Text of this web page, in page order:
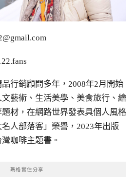
行銷顧問多年，2008年2月開始
藝術、生活美學、美食旅行、繪
材，在網路世界發表具個人風格
人部落客」榮譽，2023年出版
咖啡主題書。
瑪格實住分享